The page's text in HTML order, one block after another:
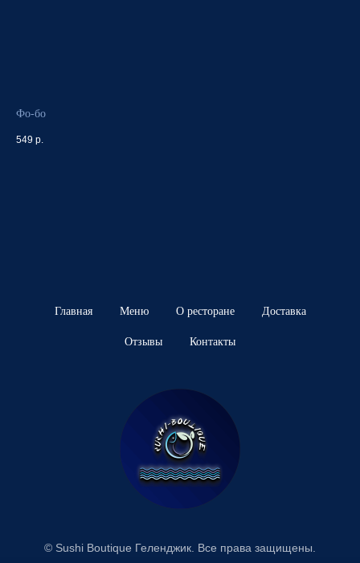
Фо-бо
549 р.
Главная Меню О ресторане Доставка
Отзывы Контакты
© Sushi Boutique Геленджик. Все права защищены.